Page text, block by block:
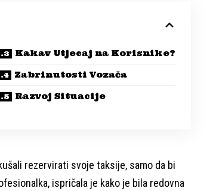
Kakav Utjecaj na Korisnike?
Zabrinutosti Vozača
Razvoj Situacije
rezervirati svoje taksije, samo da bi
ispričala je kako je bila redovna